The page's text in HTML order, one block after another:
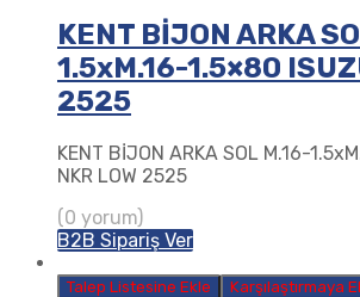
KENT BİJON ARKA
1.5xM.16-1.5×80
2525
KENT BİJON ARKA SOL M.16-
NKR LOW 2525
(0 yorum)
B2B Sipariş Ver
Talep Listesine Ekle Karşılaştırmaya